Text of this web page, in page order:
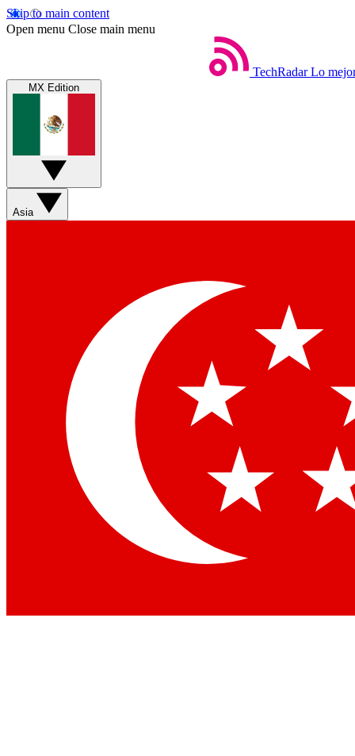
Skip to main content
Open menu Close main menu
TechRadar Lo
MX Edition
Asia